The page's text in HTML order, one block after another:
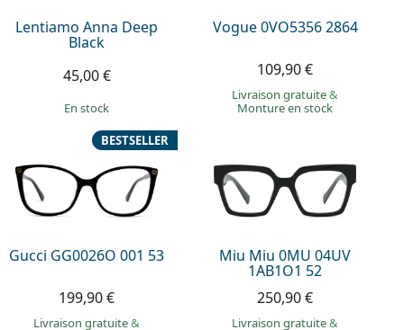
Lentiamo Anna Deep
Black
45,00 €
en stock
Vogue 0VO5356 2864
109,90 €
Livraison gratuite&
Monture en stock
Gucci GG0026O 001 53
BESTSELLER
199,90 €
Livraison gratuite&
Miu Miu 0MU 04UV
1AB1O1 52
250,90 €
Livraison gratuite&